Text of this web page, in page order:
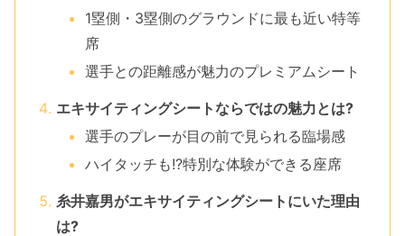
1塁側・3塁側のグラウンドに最も近い特等
席
選手との距離感が魅力のプレミアムシート
エキサイティングシートならではの魅力とは?
選手のプレーが目の前で見られる臨場感
ハイタッチも!?特別な体験ができる座席
糸井嘉男がエキサイティングシートにいた理由
は?